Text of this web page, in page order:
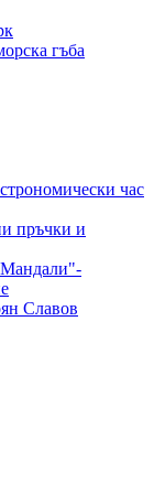
гъба
час
пръчки и
Славов